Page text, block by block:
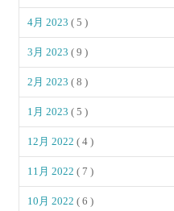
4月 2023( 5 )
3月 2023( 9 )
2月 2023( 8 )
1月 2023( 5 )
12月 2022( 4 )
11月 2022( 7 )
10月 2022( 6 )